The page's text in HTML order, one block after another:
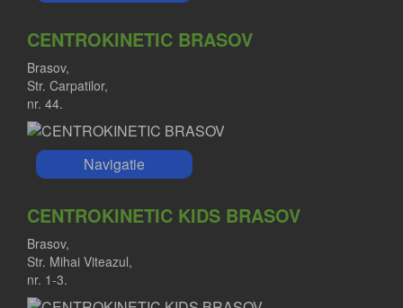
CENTROKINETIC BRASOV
Brasov,
Str. Carpatilor,
nr. 44.
Navigatie
CENTROKINETIC KIDS BRASOV
Brasov,
Str. Mihai Viteazul,
nr. 1-3.